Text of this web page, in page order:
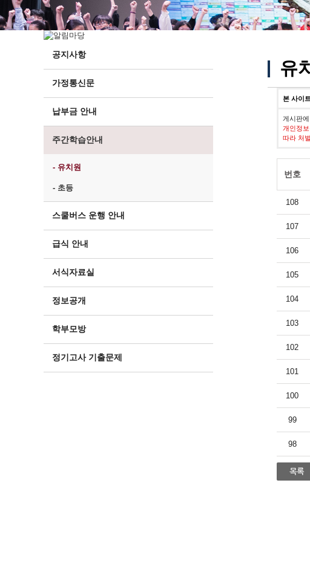
전경사진
공지사항
가정통신문
납부금 안내
주간학습안내
- 유치원
- 초등
스쿨버스 운행 안내
급식 안내
서식자료실
정보공개
학부모방
정기고사 기출문제
유
본 사이
게시판
개인정
따라 처
번호
108
107
106
105
104
103
102
101
100
99
98